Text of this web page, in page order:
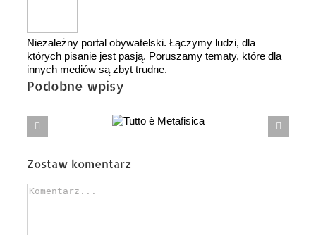
Niezależny portal obywatelski. Łączymy ludzi, dla
których pisanie jest pasją. Poruszamy tematy, które dla
innych mediów są zbyt trudne.
Podobne wpisy
Anatomia iluzji fortepianu – felieton
Zostaw komentarz
Comment